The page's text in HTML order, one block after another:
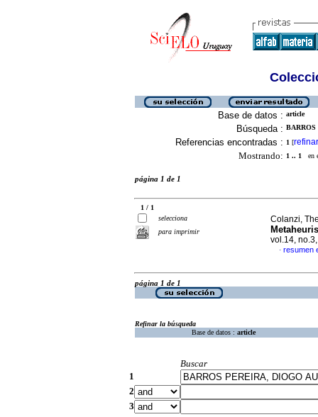
Base de datos : article
Búsqueda :
Referencias encontradas : 1 [refinar
Mostrando: 1 .. 1 en
página 1 de 1
1 / 1
selecciona
para imprimir
Colanzi,
vol.14,
· resumen
página 1 de 1
Refinar la búsqueda
Base de datos : article
Buscar
1
2
3